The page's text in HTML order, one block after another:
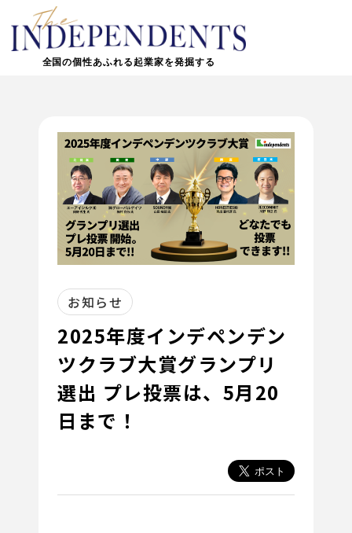
全国の個性あふれる起業家を発掘する
お知らせ
2025年度インデペンデン
ツクラブ大賞グランプリ
選出 プレ投票は、5月20
日まで！